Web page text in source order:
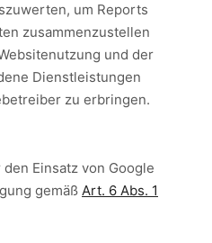
um Reports
zusammenzustellen
und der
Dienstleistungen
zu erbringen.
Einsatz von Google
gemäß Art. 6 Abs. 1